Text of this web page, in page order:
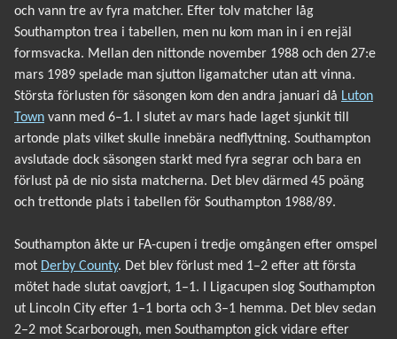
och vann tre av fyra matcher. Efter tolv matcher låg
Southampton trea i tabellen, men nu kom man in i en rejäl
formsvacka. Mellan den nittonde november 1988 och den 27:e
mars 1989 spelade man sjutton ligamatcher utan att vinna.
Största förlusten för säsongen kom den andra januari då Luton
Town vann med 6–1. I slutet av mars hade laget sjunkit till
artonde plats vilket skulle innebära nedflyttning. Southampton
avslutade dock säsongen starkt med fyra segrar och bara en
förlust på de nio sista matcherna. Det blev därmed 45 poäng
och trettonde plats i tabellen för Southampton 1988/89.
Southampton åkte ur FA-cupen i tredje omgången efter omspel
mot Derby County. Det blev förlust med 1–2 efter att första
mötet hade slutat oavgjort, 1–1. I Ligacupen slog Southampton
ut Lincoln City efter 1–1 borta och 3–1 hemma. Det blev sedan
2–2 mot Scarborough, men Southampton gick vidare efter